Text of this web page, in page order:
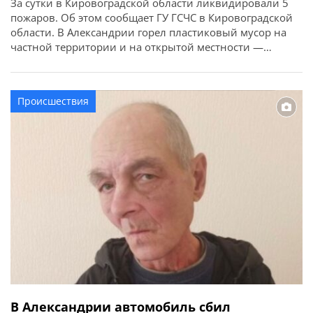
пожаров. Об этом сообщает ГУ ГСЧС в Кировоградской
области. В Александрии горел пластиковый мусор на
частной территории и на открытой местности —
погибших и травмированных.
Происшествия
В Александрии автомобиль сбил